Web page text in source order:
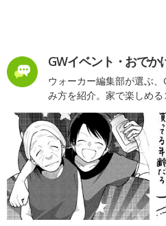
GWイベント・おでか
ウォーカー編集部が選ぶ
み方を紹介。家で楽しめる